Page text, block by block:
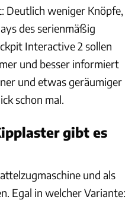
Deutlich weniger Knöpfe,
des serienmäßig
Interactive 2 sollen
und besser informiert
und etwas geräumiger
schon mal.
gibt es
und als
Egal in welcher Variante: